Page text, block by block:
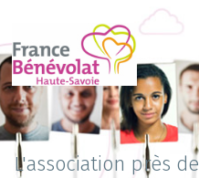
L'association près de